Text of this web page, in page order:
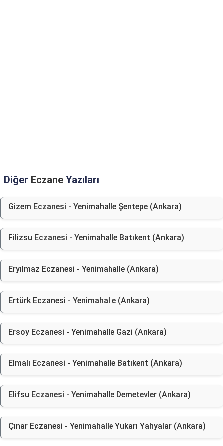
Diğer Eczane Yazıları
Gizem Eczanesi - Yenimahalle Şentepe (Ankara)
Filizsu Eczanesi - Yenimahalle Batıkent (Ankara)
Eryılmaz Eczanesi - Yenimahalle (Ankara)
Ertürk Eczanesi - Yenimahalle (Ankara)
Ersoy Eczanesi - Yenimahalle Gazi (Ankara)
Elmalı Eczanesi - Yenimahalle Batıkent (Ankara)
Elifsu Eczanesi - Yenimahalle Demetevler (Ankara)
Çınar Eczanesi - Yenimahalle Yukarı Yahyalar (Ankara)